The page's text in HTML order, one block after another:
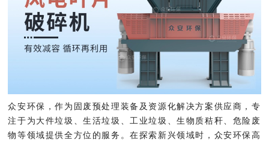
众安环保，作为固废预处理装备及资源化解决方案供应商，专
注于为大件垃圾、生活垃圾、工业垃圾、生物质秸秆、危险废
物等领域提供全方位的服务。在探索新兴领域时，众安环保高